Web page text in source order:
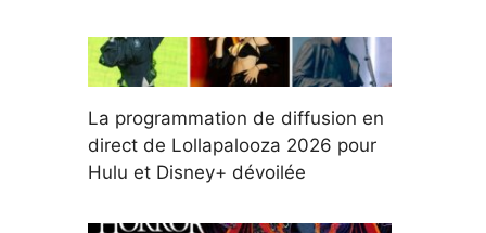
La programmation de diffusion en
direct de Lollapalooza 2026 pour
Hulu et Disney+ dévoilée